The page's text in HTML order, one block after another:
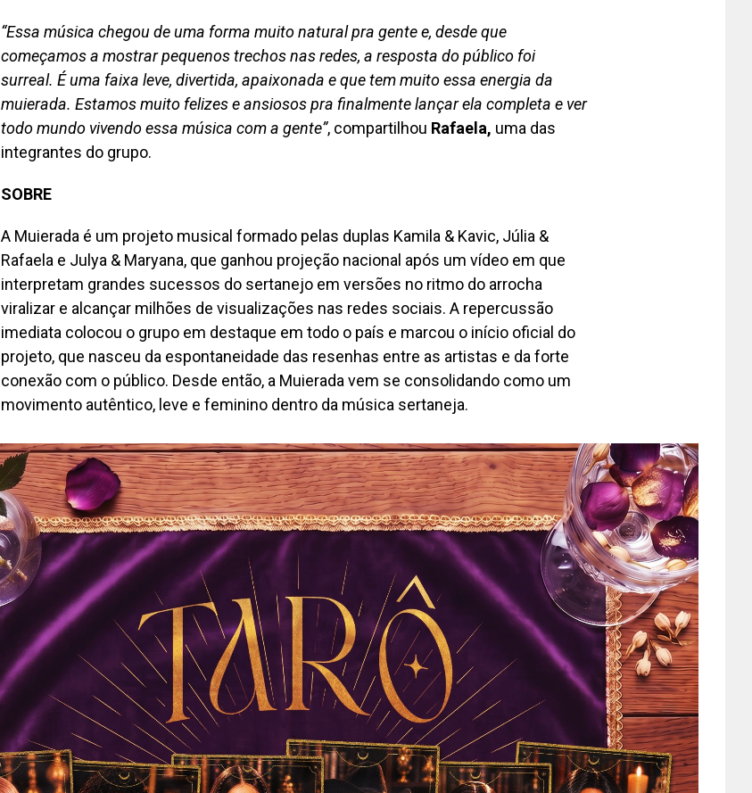
“Essa música chegou de uma forma muito natural pra gente e, desde que
começamos a mostrar pequenos trechos nas redes, a resposta do público foi
surreal. É uma faixa leve, divertida, apaixonada e que tem muito essa energia da
muierada. Estamos muito felizes e ansiosos pra finalmente lançar ela completa e ver
todo mundo vivendo essa música com a gente”, compartilhou Rafaela, uma das
integrantes do grupo.
SOBRE
A Muierada é um projeto musical formado pelas duplas Kamila & Kavic, Júlia &
Rafaela e Julya & Maryana, que ganhou projeção nacional após um vídeo em que
interpretam grandes sucessos do sertanejo em versões no ritmo do arrocha
viralizar e alcançar milhões de visualizações nas redes sociais. A repercussão
imediata colocou o grupo em destaque em todo o país e marcou o início oficial do
projeto, que nasceu da espontaneidade das resenhas entre as artistas e da forte
conexão com o público. Desde então, a Muierada vem se consolidando como um
movimento autêntico, leve e feminino dentro da música sertaneja.